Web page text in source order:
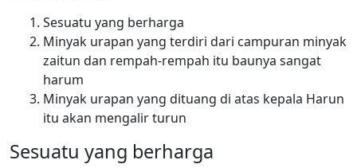
Sesuatu yang berharga
Minyak urapan yang terdiri dari campuran minyak
zaitun dan rempah-rempah itu baunya sangat
harum
Minyak urapan yang dituang di atas kepala Harun
itu akan mengalir turun
Sesuatu yang berharga